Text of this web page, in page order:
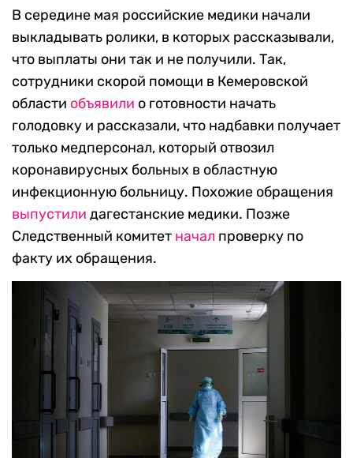
В середине мая российские медики начали
выкладывать ролики, в которых рассказывали,
что выплаты они так и не получили. Так,
сотрудники скорой помощи в Кемеровской
области объявили о готовности начать
голодовку и рассказали, что надбавки получает
только медперсонал, который отвозил
коронавирусных больных в областную
инфекционную больницу. Похожие обращения
выпустили дагестанские медики. Позже
Следственный комитет начал проверку по
факту их обращения.